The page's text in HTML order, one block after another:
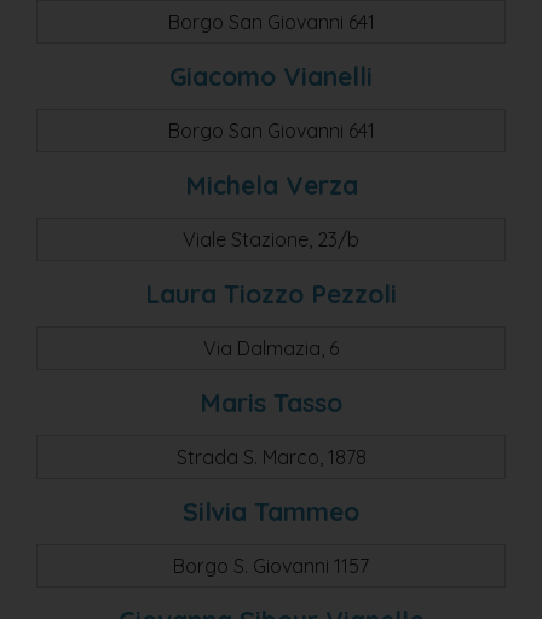
Borgo San Giovanni 641
Giacomo Vianelli
Borgo San Giovanni 641
Michela Verza
Viale Stazione, 23/b
Laura Tiozzo Pezzoli
Via Dalmazia, 6
Maris Tasso
Strada S. Marco, 1878
Silvia Tammeo
Borgo S. Giovanni 1157